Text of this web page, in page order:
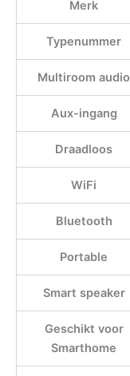
Merk
Typenummer
Multiroom audio
Aux-ingang
Draadloos
WiFi
Bluetooth
Portable
Smart speaker
Geschikt voor
Smarthome